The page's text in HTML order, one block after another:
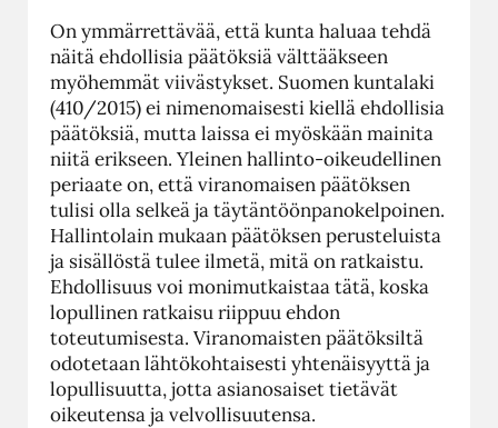
On ymmärrettävää, että kunta haluaa tehdä
näitä ehdollisia päätöksiä välttääkseen
myöhemmät viivästykset. Suomen kuntalaki
(410/2015) ei nimenomaisesti kiellä ehdollisia
päätöksiä, mutta laissa ei myöskään mainita
niitä erikseen. Yleinen hallinto-oikeudellinen
periaate on, että viranomaisen päätöksen
tulisi olla selkeä ja täytäntöönpanokelpoinen.
Hallintolain mukaan päätöksen perusteluista
ja sisällöstä tulee ilmetä, mitä on ratkaistu.
Ehdollisuus voi monimutkaistaa tätä, koska
lopullinen ratkaisu riippuu ehdon
toteutumisesta. Viranomaisten päätöksiltä
odotetaan lähtökohtaisesti yhtenäisyyttä ja
lopullisuutta, jotta asianosaiset tietävät
oikeutensa ja velvollisuutensa.